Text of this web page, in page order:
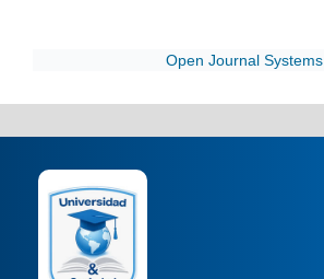
Open Journal Systems